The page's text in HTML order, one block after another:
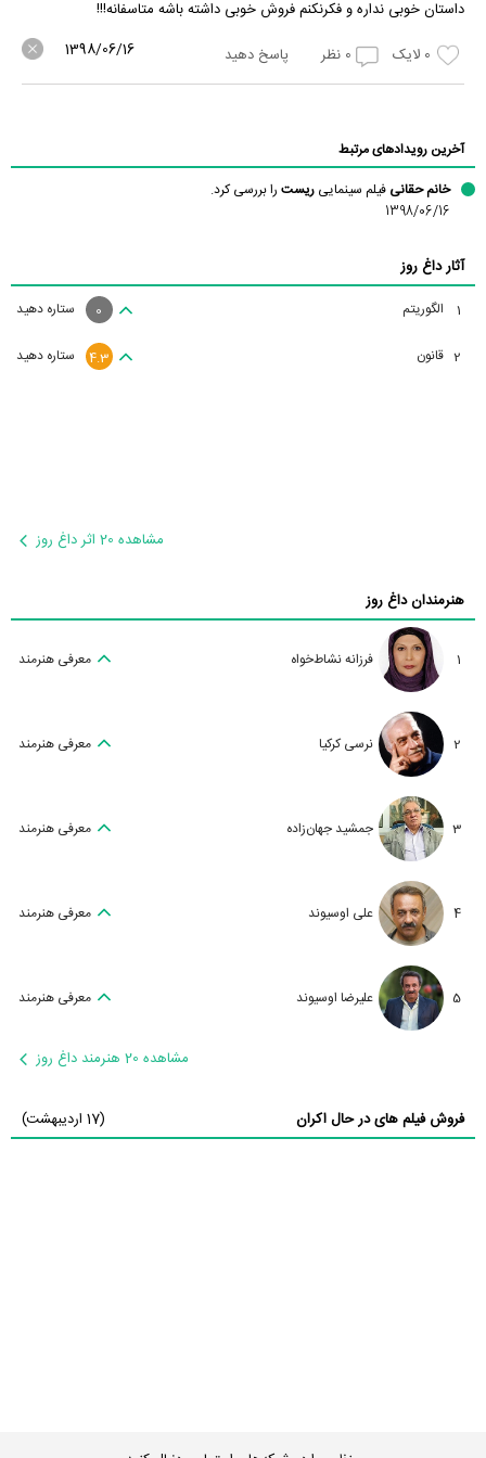
داستان خوبی نداره و فکرنکنم فروش خوبی داشته باشه متاسفانه!!!
0 لایک 0 نظر پاسخ دهید 1398/06/16
آخرین رویدادهای مرتبط
خانم حقانی فیلم سینمایی ریست را بررسی کرد.
1398/06/16
آثار داغ روز
1 الگوریتم ستاره دهید 0
2 قانون ستاره دهید 4.3
مشاهده 20 اثر داغ روز
هنرمندان داغ روز
1 فرزانه نشاط‌خواه معرفی هنرمند
2 نرسی کرکیا معرفی هنرمند
3 جمشید جهان‌زاده معرفی هنرمند
4 علی اوسیوند معرفی هنرمند
5 علیرضا اوسیوند معرفی هنرمند
مشاهده 20 هنرمند داغ روز
فروش فیلم های در حال اکران (17 اردیبهشت)